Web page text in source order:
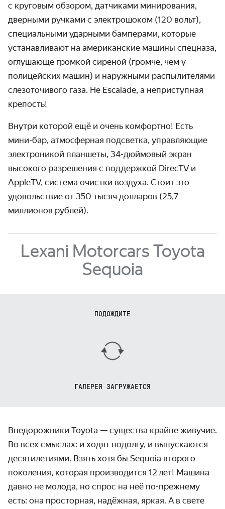
с круговым обзором, датчиками миниро­вания,
дверными ручками с электро­шоком (120 вольт),
специ­альными ударными бамперами, которые
устанав­ливают на американ­ские машины спецназа,
оглушающе громкой сиреной (громче, чем у
полицей­ских машин) и наружными распыли­телями
слезо­точивого газа. Не Escalade, а неприступная
крепость!
Внутри которой ещё и очень комфортно! Есть
мини-бар, атмо­cферная подсветка, управ­ляющие
электроникой планшеты, 34-дюймовый экран
высокого разре­шения с поддержкой DirecTV и
AppleTV, система очистки воздуха. Стоит это
удоволь­ствие от 350 тысяч долларов (25,7
миллионов рублей).
Lexani Motorcars Toyota
Sequoia
ПОДОЖДИТЕ
ГАЛЕРЕЯ ЗАГРУЖАЕТСЯ
Внедорожники Toyota — существа крайне живучие.
Во всех смыслах: и ходят подолгу, и выпускаются
десяти­летиями. Взять хотя бы Sequoia второго
поколения, которая произво­дится 12 лет! Машина
давно не молода, но спрос на неё по-преж­нему
есть: она просторная, надёжная, яркая. А в свете